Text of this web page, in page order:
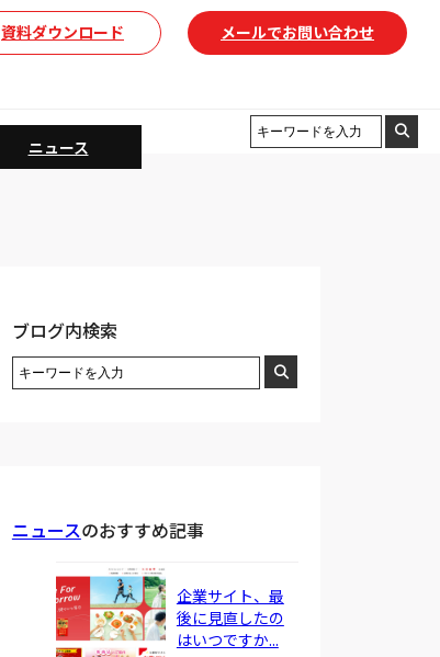
資料ダウンロード メールでお問い合わせ
ニュース
ブログ内検索
ニュースのおすすめ記事
企業サイト、最
後に見直したの
はいつですか...